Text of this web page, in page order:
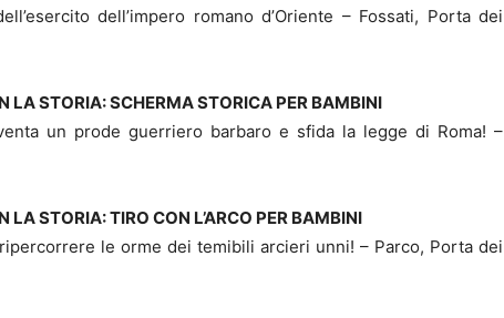
dell’impero romano d’Oriente – Fossati, Porta dei
STORIA: SCHERMA STORICA PER BAMBINI
un prode guerriero barbaro e sfida la legge di Roma! –
STORIA: TIRO CON L’ARCO PER BAMBINI
le orme dei temibili arcieri unni! – Parco, Porta dei